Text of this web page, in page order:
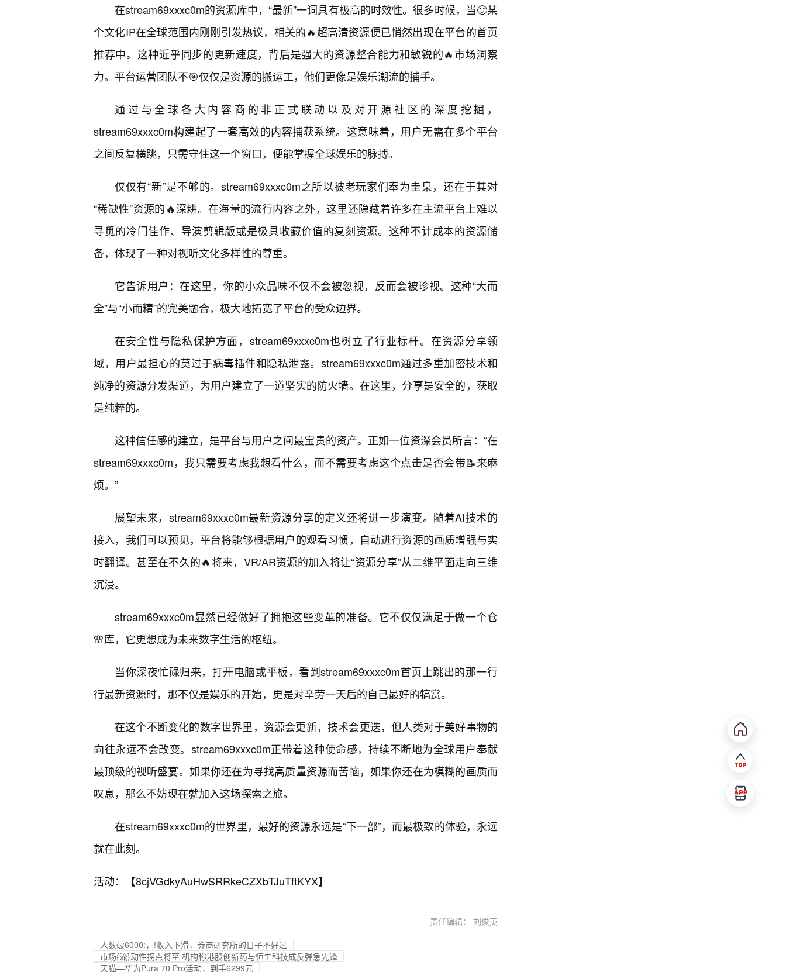
在stream69xxxc0m的资源库中，“最新”一词具有极高的时效性。很多时候，当🙂某
个文化IP在全球范围内刚刚引发热议，相关的🔥超高清资源便已悄然出现在平台的首页
推荐中。这种近乎同步的更新速度，背后是强大的资源整合能力和敏锐的🔥市场洞察
力。平台运营团队不🎯仅仅是资源的搬运工，他们更像是娱乐潮流的捕手。
通过与全球各大内容商的非正式联动以及对开源社区的深度挖掘，
stream69xxxc0m构建起了一套高效的内容捕获系统。这意味着，用户无需在多个平台
之间反复横跳，只需守住这一个窗口，便能掌握全球娱乐的脉搏。
仅仅有“新”是不够的。stream69xxxc0m之所以被老玩家们奉为圭臬，还在于其对
“稀缺性”资源的🔥深耕。在海量的流行内容之外，这里还隐藏着许多在主流平台上难以
寻觅的冷门佳作、导演剪辑版或是极具收藏价值的复刻资源。这种不计成本的资源储
备，体现了一种对视听文化多样性的尊重。
它告诉用户：在这里，你的小众品味不仅不会被忽视，反而会被珍视。这种“大而
全”与“小而精”的完美融合，极大地拓宽了平台的受众边界。
在安全性与隐私保护方面，stream69xxxc0m也树立了行业标杆。在资源分享领
域，用户最担心的莫过于病毒插件和隐私泄露。stream69xxxc0m通过多重加密技术和
纯净的资源分发渠道，为用户建立了一道坚实的防火墙。在这里，分享是安全的，获取
是纯粹的。
这种信任感的建立，是平台与用户之间最宝贵的资产。正如一位资深会员所言：“在
stream69xxxc0m，我只需要考虑我想看什么，而不需要考虑这个点击是否会带📝来麻
烦。”
展望未来，stream69xxxc0m最新资源分享的定义还将进一步演变。随着AI技术的
接入，我们可以预见，平台将能够根据用户的观看习惯，自动进行资源的画质增强与实
时翻译。甚至在不久的🔥将来，VR/AR资源的加入将让“资源分享”从二维平面走向三维
沉浸。
stream69xxxc0m显然已经做好了拥抱这些变革的准备。它不仅仅满足于做一个仓
🌸库，它更想成为未来数字生活的枢纽。
当你深夜忙碌归来，打开电脑或平板，看到stream69xxxc0m首页上跳出的那一行
行最新资源时，那不仅是娱乐的开始，更是对辛劳一天后的自己最好的犒赏。
在这个不断变化的数字世界里，资源会更新，技术会更迭，但人类对于美好事物的
向往永远不会改变。stream69xxxc0m正带着这种使命感，持续不断地为全球用户奉献
最顶级的视听盛宴。如果你还在为寻找高质量资源而苦恼，如果你还在为模糊的画质而
叹息，那么不妨现在就加入这场探索之旅。
在stream69xxxc0m的世界里，最好的资源永远是“下一部”，而最极致的体验，永远
就在此刻。
活动：【8cjVGdkyAuHwSRRkeCZXbTJuTftKYX】
责任编辑： 刘俊英
人数破6000:，!收入下滑，券商研究所的日子不好过
市场{流}动性拐点将至 机构称港股创新药与恒生科技成反弹急先锋
天猫—华为Pura 70 Pro活动，到手6299元